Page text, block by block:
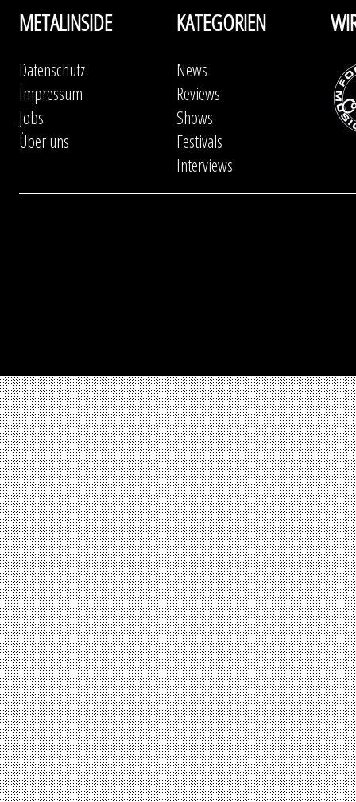
METALINSIDE
Datenschutz
Impressum
Jobs
Über uns
KATEGORIEN
News
Reviews
Shows
Festivals
Interviews